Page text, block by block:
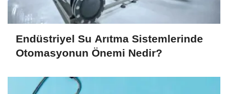
Endüstriyel Su Arıtma Sistemlerinde
Otomasyonun Önemi Nedir?